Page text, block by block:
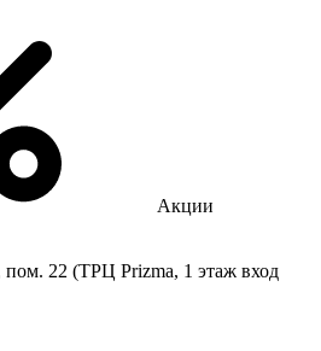
Акции
пом. 22 (ТРЦ Prizma, 1 этаж вход